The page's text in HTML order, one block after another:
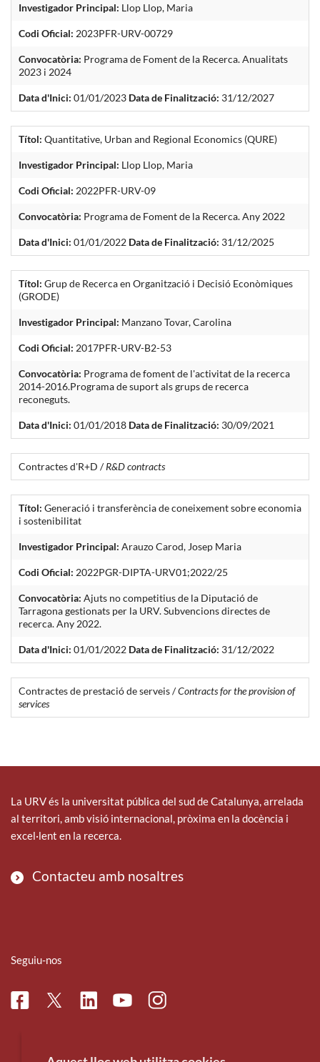
Investigador Principal: Llop Llop, Maria
Codi Oficial: 2023PFR-URV-00729
Convocatòria: Programa de Foment de la Recerca. Anualitats
2023 i 2024
Data d'Inici: 01/01/2023 Data de Finalització: 31/12/2027
Títol: Quantitative, Urban and Regional Economics (QURE)
Investigador Principal: Llop Llop, Maria
Codi Oficial: 2022PFR-URV-09
Convocatòria: Programa de Foment de la Recerca. Any 2022
Data d'Inici: 01/01/2022 Data de Finalització: 31/12/2025
Títol: Grup de Recerca en Organització i Decisió Econòmiques
(GRODE)
Investigador Principal: Manzano Tovar, Carolina
Codi Oficial: 2017PFR-URV-B2-53
Convocatòria: Programa de foment de l'activitat de la recerca
2014-2016.Programa de suport als grups de recerca
reconeguts.
Data d'Inici: 01/01/2018 Data de Finalització: 30/09/2021
Contractes d'R+D /R&D contracts
Títol: Generació i transferència de coneixement sobre economia
i sostenibilitat
Investigador Principal: Arauzo Carod, Josep Maria
Codi Oficial: 2022PGR-DIPTA-URV01;2022/25
Convocatòria: Ajuts no competitius de la Diputació de
Tarragona gestionats per la URV. Subvencions directes de
recerca. Any 2022.
Data d'Inici: 01/01/2022 Data de Finalització: 31/12/2022
Contractes de prestació de serveis /Contracts for the provision of
services
La URV és la universitat pública del sud de Catalunya, arrelada
al territori, amb visió internacional, pròxima en la docència i
excel·lent en la recerca.
Contacteu amb nosaltres
Seguiu-nos
FacebookTwitterLinkedinYoutubeInstagram